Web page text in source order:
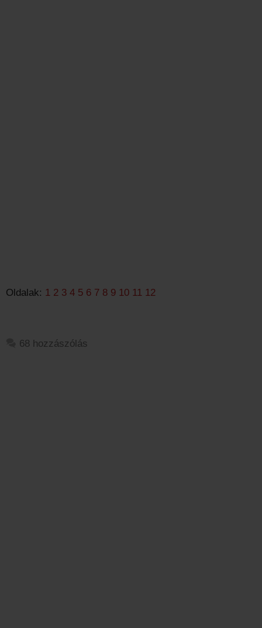
Oldalak: 1 2 3 4 5 6 7 8 9 10 11 12
68 hozzászólás